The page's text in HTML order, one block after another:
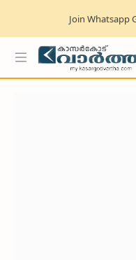
Join Whatsapp